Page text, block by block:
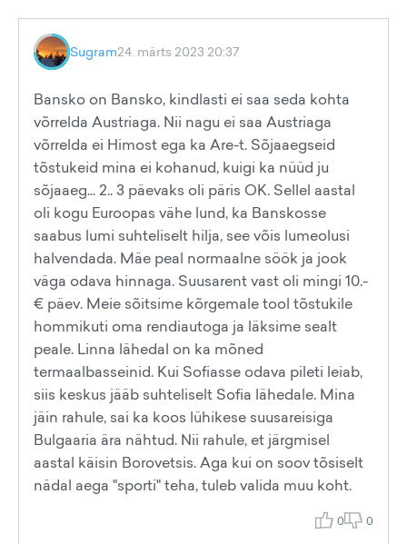
Sugram24. märts 2023 20:37
Bansko on Bansko, kindlasti ei saa seda kohta
võrrelda Austriaga. Nii nagu ei saa Austriaga
võrrelda ei Himost ega ka Are-t. Sõjaaegseid
tõstukeid mina ei kohanud, kuigi ka nüüd ju
sõjaaeg... 2.. 3 päevaks oli päris OK. Sellel aastal
oli kogu Euroopas vähe lund, ka Banskosse
saabus lumi suhteliselt hilja, see võis lumeolusi
halvendada. Mäe peal normaalne söök ja jook
väga odava hinnaga. Suusarent vast oli mingi 10.-
€ päev. Meie sõitsime kõrgemale tool tõstukile
hommikuti oma rendiautoga ja läksime sealt
peale. Linna lähedal on ka mõned
termaalbasseinid. Kui Sofiasse odava pileti leiab,
siis keskus jääb suhteliselt Sofia lähedale. Mina
jäin rahule, sai ka koos lühikese suusareisiga
Bulgaaria ära nähtud. Nii rahule, et järgmisel
aastal käisin Borovetsis. Aga kui on soov tõsiselt
nädal aega "sporti" teha, tuleb valida muu koht.
0 0